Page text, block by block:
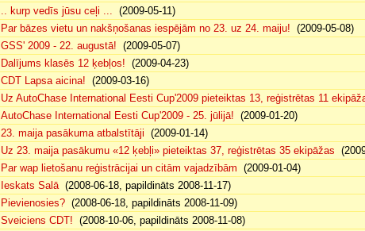
.. kurp vedīs jūsu ceļi ... (2009-05-11)
Par bāzes vietu un nakšņošanas iespējām no 23. uz 24. maiju! (2009-05-08)
GSS' 2009 - 22. augustā! (2009-05-07)
Dalījums klasēs 12 ķebļos! (2009-04-23)
CDT Lapsa aicina! (2009-03-16)
Uz AutoChase International Eesti Cup'2009 pieteiktas 13, reģistrētas 11
AutoChase International Eesti Cup'2009 - 25. jūlijā! (2009-01-20)
23. maija pasākuma atbalstītāji (2009-01-14)
Uz 23. maija pasākumu «12 ķebļi» pieteiktas 37, reģistrētas 35 ekipāžas
Par wap lietošanu reģistrācijai un citām vajadzībām (2009-01-04)
Ieskats Salā(2008-06-18, papildināts 2008-11-17)
Pievienosies? (2008-06-18, papildināts 2008-11-09)
Sveiciens CDT! (2008-10-06, papildināts 2008-11-08)